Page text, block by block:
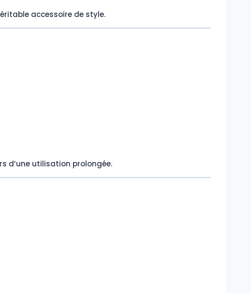
accessoire de style.
d’une utilisation prolongée.